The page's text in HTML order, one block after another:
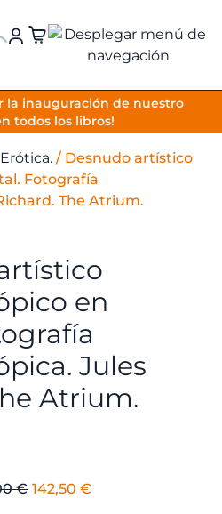
la inauguración de nuestro
todos los libros!
VOLVER
Erótica. / Desnudo artístico
Fotografía
The Atrium.
en
Jules
Atrium.
€ El
142,50 €